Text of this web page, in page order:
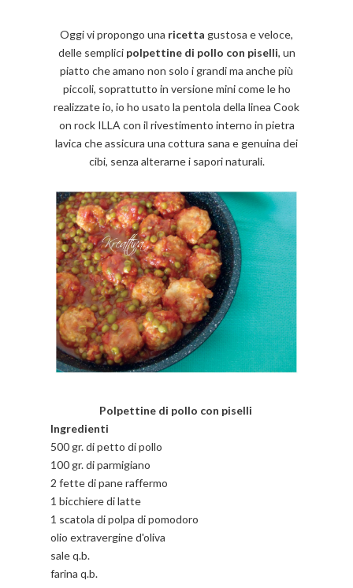
Oggi vi propongo una ricetta gustosa e veloce,
delle semplici polpettine di pollo con piselli, un
piatto che amano non solo i grandi ma anche più
piccoli, soprattutto in versione mini come le ho
realizzate io, io ho usato la pentola della linea Cook
on rock ILLA con il rivestimento interno in pietra
lavica che assicura una cottura sana e genuina dei
cibi, senza alterarne i sapori naturali.
Polpettine di pollo con piselli
Ingredienti
500 gr. di petto di pollo
100 gr. di parmigiano
2 fette di pane raffermo
1 bicchiere di latte
1 scatola di polpa di pomodoro
olio extravergine d'oliva
sale q.b.
farina q.b.